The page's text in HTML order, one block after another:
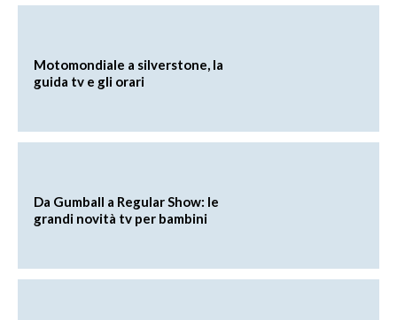
Motomondiale a silverstone, la
guida tv e gli orari
Da Gumball a Regular Show: le
grandi novità tv per bambini